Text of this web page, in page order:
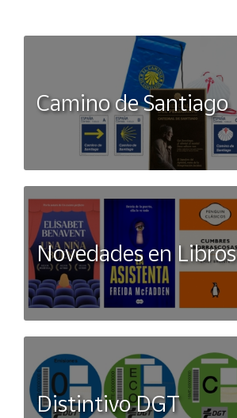
Camino de Santiago
Novedades en Libros
Distintivo DGT